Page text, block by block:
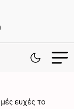
ευχές το